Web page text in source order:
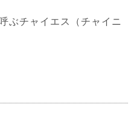
ぶチャイエス（チャイニ